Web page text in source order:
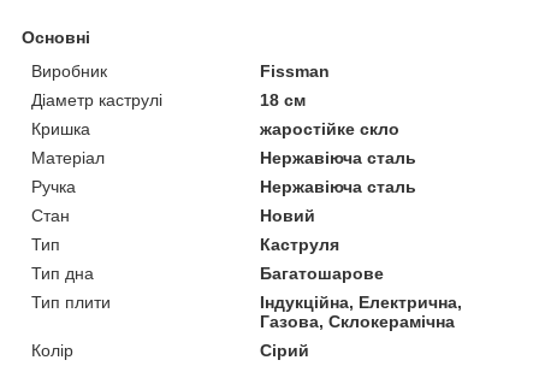
Основні
Виробник
Fissman
Діаметр каструлі
18 см
Кришка
жаростійке скло
Матеріал
Нержавіюча сталь
Ручка
Нержавіюча сталь
Стан
Новий
Тип
Каструля
Тип дна
Багатошарове
Тип плити
Індукційна, Електрична,
Газова, Склокерамічна
Колір
Сірий